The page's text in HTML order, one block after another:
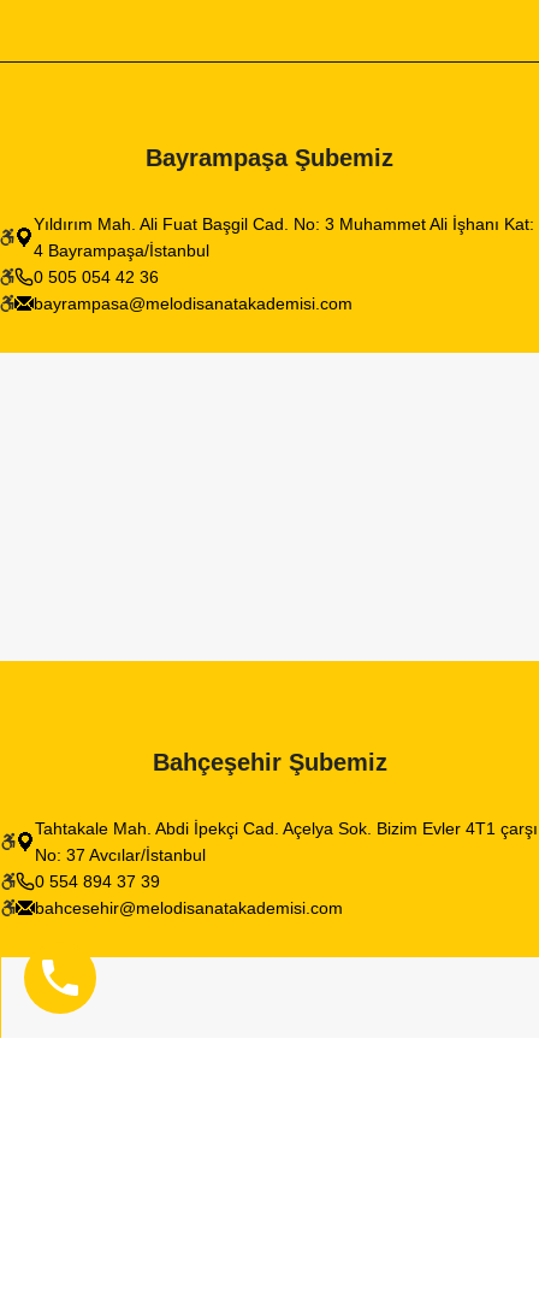
Bayrampaşa Şubemiz
Yıldırım Mah. Ali Fuat Başgil Cad. No: 3 Muhammet Ali İşhanı Kat:
4 Bayrampaşa/İstanbul
0 505 054 42 36
bayrampasa@melodisanatakademisi.com
Bahçeşehir Şubemiz
Tahtakale Mah. Abdi İpekçi Cad. Açelya Sok. Bizim Evler 4T1 çarşı
No: 37 Avcılar/İstanbul
0 554 894 37 39
bahcesehir@melodisanatakademisi.com